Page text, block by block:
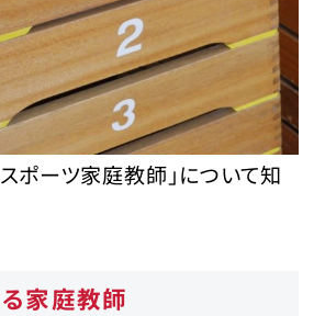
ン受講者の対象年齢は？
ンする場所は？
はマンツーマン？
会社がある？
ーツ家庭教師に向いている人の
好きな人
る人
スポーツ家庭教師」について知
家庭教師